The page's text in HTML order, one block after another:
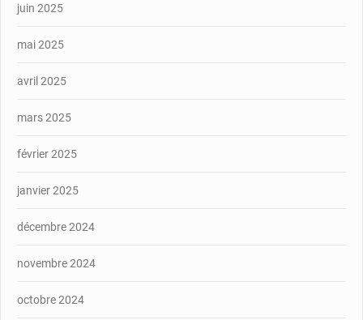
juin 2025
mai 2025
avril 2025
mars 2025
février 2025
janvier 2025
décembre 2024
novembre 2024
octobre 2024